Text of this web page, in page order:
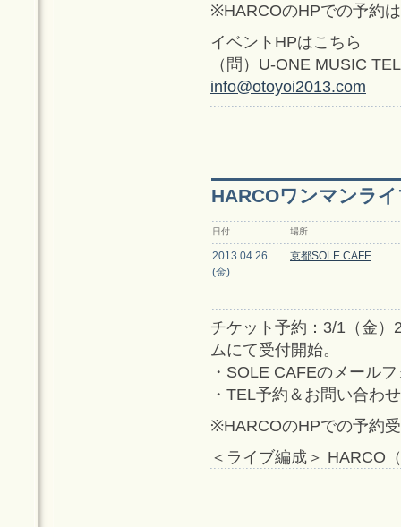
※HARCOのHPでの予約
イベントHPはこちら
（問）U-ONE MUSIC
info@otoyoi2013.com
HARCOワンマンラ
日付 場所
2013.04.26
(金)
京都SOLE CAFE
チケット予約：3/1（金
ムにて受付開始。
・SOLE CAFEのメール
・TEL予約＆お問い合わ
※HARCOのHPでの予約
＜ライブ編成＞ HARCO